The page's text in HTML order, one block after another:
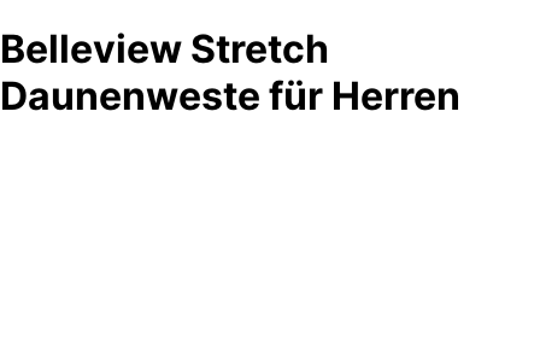
Belleview Stretch
Daunenweste für Herren